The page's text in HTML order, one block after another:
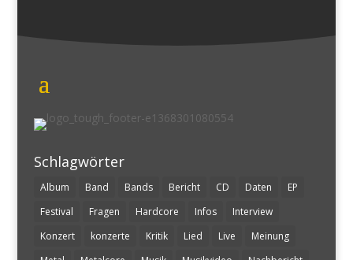
Schlagwörter
Album Band Bands Bericht CD Daten
EP
Festival
Fragen Hardcore Infos
Interview
Konzert
konzerte Kritik Lied Live
Meinung